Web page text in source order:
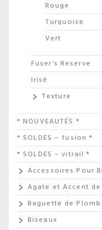
Rouge
Turquoise
Vert
Fuser’s Reserve
Irisé
Texture
* NOUVEAUTÉS *
* SOLDES – fusion *
* SOLDES – vitrail *
Accessoires Pour
Agate et Accent
Baguette de Plomb
Biseaux